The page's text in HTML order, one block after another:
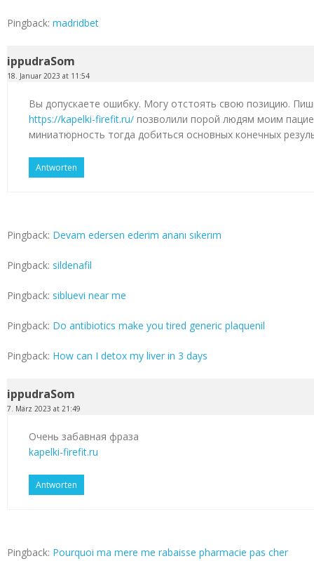
Pingback: madridbet
ippudraSom
18. Januar 2023 at 11:54
Вы допускаете ошибку. Могу отстоять свою позицию.
https://kapelki-firefit.ru/ позволили порой людям моим
миниатюрность тогда добиться основных конечных
Antworten
Pingback: Devam edersen ederim ananı sıkerım
Pingback: sildenafil
Pingback: sibluevi near me
Pingback: Do antibiotics make you tired generic plaquenil
Pingback: How can I detox my liver in 3 days
ippudraSom
7. März 2023 at 21:49
Очень забавная фраза
kapelki-firefit.ru
Antworten
Pingback: Pourquoi ma mere me rabaisse pharmacie pas cher